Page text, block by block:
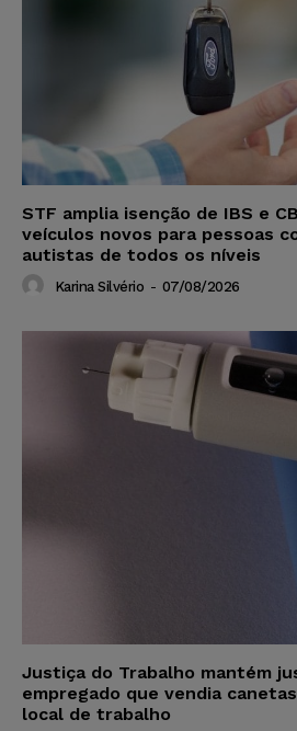
STF amplia isenção de IBS e
veículos novos para pessoas
autistas de todos os níveis
Karina Silvério - 07/08/2026
Justiça do Trabalho mantém
empregado que vendia
local de trabalho